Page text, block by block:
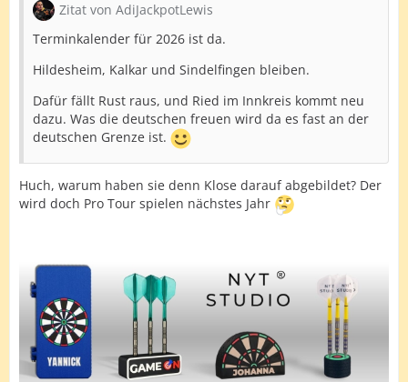
Zitat von AdiJackpotLewis
Terminkalender für 2026 ist da.
Hildesheim, Kalkar und Sindelfingen bleiben.
Dafür fällt Rust raus, und Ried im Innkreis kommt neu
dazu. Was die deutschen freuen wird da es fast an der
deutschen Grenze ist.
Huch, warum haben sie denn Klose darauf abgebildet? Der
wird doch Pro Tour spielen nächstes Jahr